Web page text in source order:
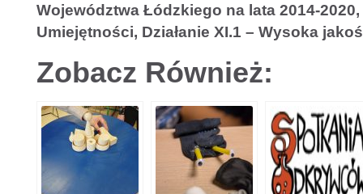
Województwa Łódzkiego na lata 2014-
Umiejętności, Działanie XI.1 – Wysoka
Zobacz Również: